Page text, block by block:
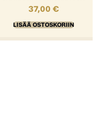
37,00 €
LISÄÄ OSTOSKORIIN